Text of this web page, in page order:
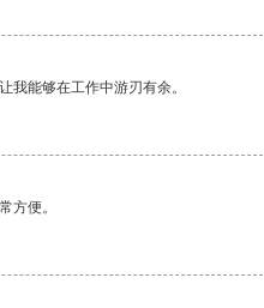
我能够在工作中游刃有余。
方便。